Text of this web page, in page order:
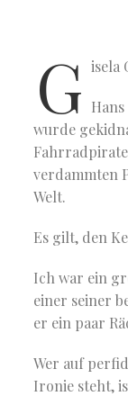
G isela
wurde
verdammten
Welt.
Es gilt, den
Ich war ein
einer seiner
er ein paar
Wer auf
Ironie steht,